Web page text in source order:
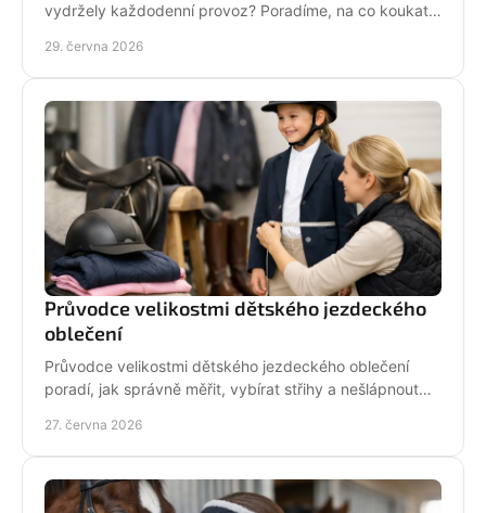
vydržely každodenní provoz? Poradíme, na co koukat
29. června 2026
Průvodce velikostmi dětského jezdeckého
oblečení
Průvodce velikostmi dětského jezdeckého oblečení
poradí, jak správně měřit, vybírat střihy a nešlápnout
27. června 2026